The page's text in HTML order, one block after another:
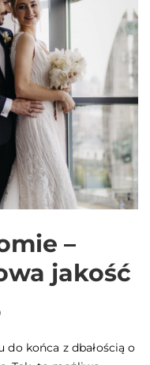
–
jakość
końca z dbałością o